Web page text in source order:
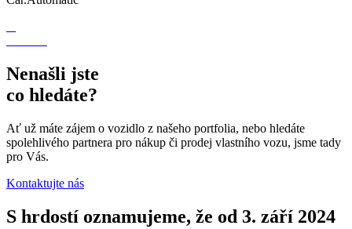
Nenašli jste
co hledáte?
Ať už máte zájem o vozidlo z našeho portfolia, nebo hledáte
spolehlivého partnera pro nákup či prodej vlastního vozu, jsme tady
pro Vás.
Kontaktujte nás
S hrdostí oznamujeme, že od 3. září 2024